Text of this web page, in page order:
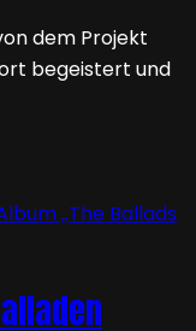
dem Projekt
begeistert und